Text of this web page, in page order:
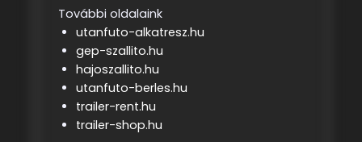
További oldalaink
utanfuto-alkatresz.hu
gep-szallito.hu
hajoszallito.hu
utanfuto-berles.hu
trailer-rent.hu
trailer-shop.hu